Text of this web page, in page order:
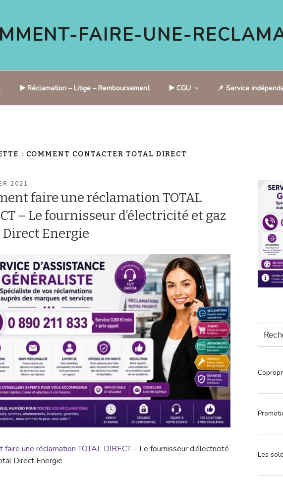
FAIRE-UNE-
▶️ Réclamation – Litige – Remboursement ▶️ CGU 📌 Service
: COMMENT CONTACTER TOTAL DIRECT
2021
faire une réclamation TOTAL
– Le fournisseur d’électricité et gaz
Direct Energie
faire une réclamationTOTAL DIRECT– Le fournisseur d’électricité
Direct Energie
pour
:
Les